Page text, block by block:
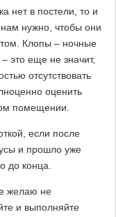
нет в постели, то и
нужно, чтобы они
Клопы – ночные
это еще не значит,
отсутствовать
оценить
помещении.
если после
и прошло уже
до конца.
желаю не
и выполняйте